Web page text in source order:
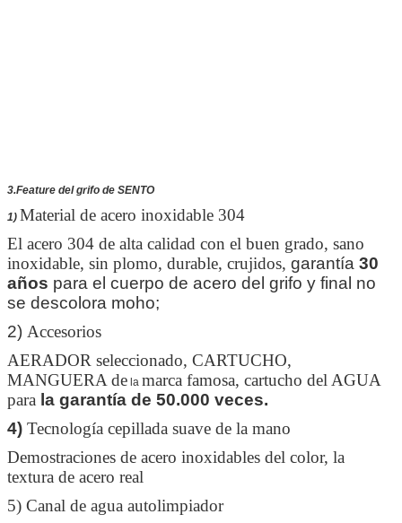
3.Feature del grifo de SENTO
1) Material de acero inoxidable 304
El acero 304 de alta calidad con el buen grado, sano
inoxidable, sin plomo, durable, crujidos, garantía 30
años para el cuerpo de acero del grifo y final no
se descolora moho;
2) Accesorios
AERADOR seleccionado, CARTUCHO,
MANGUERA de la marca famosa, cartucho del AGUA
para la garantía de 50.000 veces.
4) Tecnología cepillada suave de la mano
Demostraciones de acero inoxidables del color, la
textura de acero real
5) Canal de agua autolimpiador